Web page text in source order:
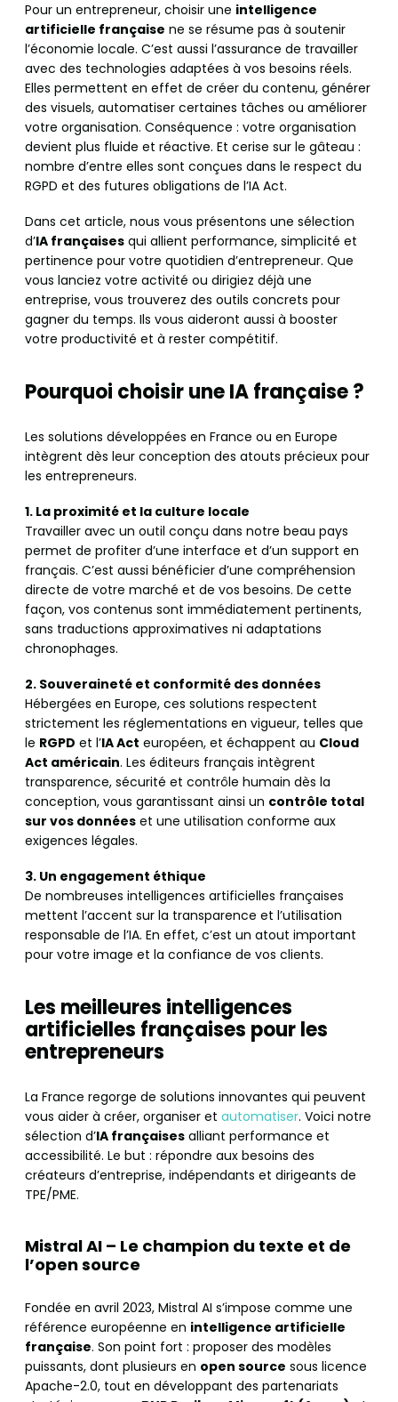
Pour un entrepreneur, choisir une intelligence
artificielle française ne se résume pas à soutenir
l’économie locale. C’est aussi l’assurance de travailler
avec des technologies adaptées à vos besoins réels.
Elles permettent en effet de créer du contenu, générer
des visuels, automatiser certaines tâches ou améliorer
votre organisation. Conséquence : votre organisation
devient plus fluide et réactive. Et cerise sur le gâteau :
nombre d’entre elles sont conçues dans le respect du
RGPD et des futures obligations de l’IA Act.
Dans cet article, nous vous présentons une sélection
d’IA françaises qui allient performance, simplicité et
pertinence pour votre quotidien d’entrepreneur. Que
vous lanciez votre activité ou dirigiez déjà une
entreprise, vous trouverez des outils concrets pour
gagner du temps. Ils vous aideront aussi à booster
votre productivité et à rester compétitif.
Pourquoi choisir une IA française ?
Les solutions développées en France ou en Europe
intègrent dès leur conception des atouts précieux pour
les entrepreneurs.
1. La proximité et la culture locale
Travailler avec un outil conçu dans notre beau pays
permet de profiter d’une interface et d’un support en
français. C’est aussi bénéficier d’une compréhension
directe de votre marché et de vos besoins. De cette
façon, vos contenus sont immédiatement pertinents,
sans traductions approximatives ni adaptations
chronophages.
2. Souveraineté et conformité des données
Hébergées en Europe, ces solutions respectent
strictement les réglementations en vigueur, telles que
le RGPD et l’IA Act européen, et échappent au Cloud
Act américain. Les éditeurs français intègrent
transparence, sécurité et contrôle humain dès la
conception, vous garantissant ainsi un contrôle total
sur vos données et une utilisation conforme aux
exigences légales.
3. Un engagement éthique
De nombreuses intelligences artificielles françaises
mettent l’accent sur la transparence et l’utilisation
responsable de l’IA. En effet, c’est un atout important
pour votre image et la confiance de vos clients.
Les meilleures intelligences
artificielles françaises pour les
entrepreneurs
La France regorge de solutions innovantes qui peuvent
vous aider à créer, organiser et automatiser. Voici notre
sélection d’IA françaises alliant performance et
accessibilité. Le but : répondre aux besoins des
créateurs d’entreprise, indépendants et dirigeants de
TPE/PME.
Mistral AI – Le champion du texte et de
l’open source
Fondée en avril 2023, Mistral AI s’impose comme une
référence européenne en intelligence artificielle
française. Son point fort : proposer des modèles
puissants, dont plusieurs en open source sous licence
Apache-2.0, tout en développant des partenariats